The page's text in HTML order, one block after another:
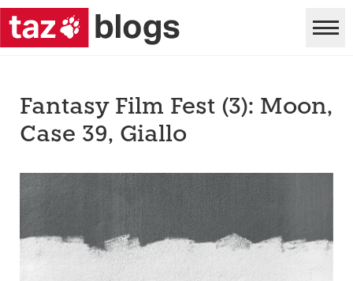
Fantasy Film Fest (3): Moon,
Case 39, Giallo